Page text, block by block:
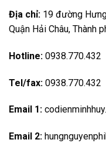
Địa chỉ: 19 đường
Quận Hải Châu, Thành
Hotline: 0938.770.432
Tel/fax: 0938.770.432
Email 1:
Email 2: